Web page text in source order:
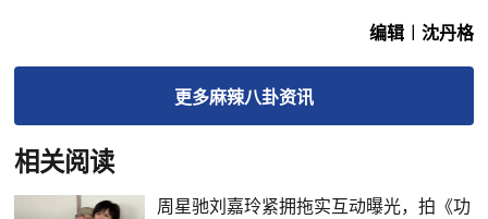
编辑︱沈丹格
更多麻辣八卦资讯
相关阅读
周星驰刘嘉玲紧拥拖实互动曝光，拍《功